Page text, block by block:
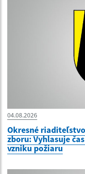
04.08.2026
Okresné
zboru: Vyhlasuje
vzniku požiaru